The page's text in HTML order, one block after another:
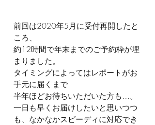
前回は2020年5月に受付再開したと
ころ、
約12時間で年末までのご予約枠が埋
まりました。
タイミングによってはレポートがお
手元に届くまで
半年ほどお待ちいただいた方も…。
一日も早くお届けしたいと思いつつ
も、なかなかスピーディに対応でき